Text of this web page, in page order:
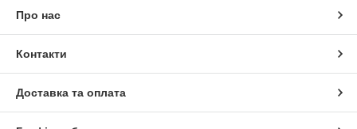
Про нас
Контакти
Доставка та оплата